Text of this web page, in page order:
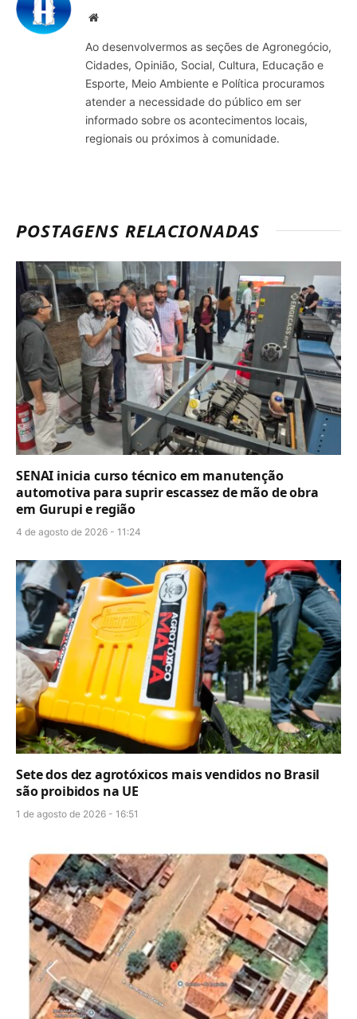
Site
Ao desenvolvermos as seções de Agronegócio,
Cidades, Opinião, Social, Cultura, Educação e
Esporte, Meio Ambiente e Política procuramos
atender a necessidade do público em ser
informado sobre os acontecimentos locais,
regionais ou próximos à comunidade.
POSTAGENS RELACIONADAS
SENAI inicia curso técnico em manutenção
automotiva para suprir escassez de mão de obra
em Gurupi e região
4 de agosto de 2026 - 11:24
Sete dos dez agrotóxicos mais vendidos no Brasil
são proibidos na UE
1 de agosto de 2026 - 16:51